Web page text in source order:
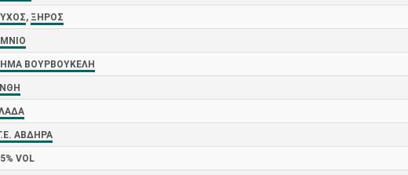
, ΞΗΡΌΣ
ΒΟΥΡΒΟΥΚΈΛΗ
ΆΒΔΗΡΑ
VOL